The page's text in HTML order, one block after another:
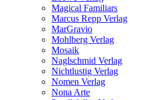
Magical Familiars
Marcus Repp Verlag
MarGravio
Mohlberg Verlag
Mosaik
Naglschmid Verlag
Nichtlustig Verlag
Nomen Verlag
Nona Arte